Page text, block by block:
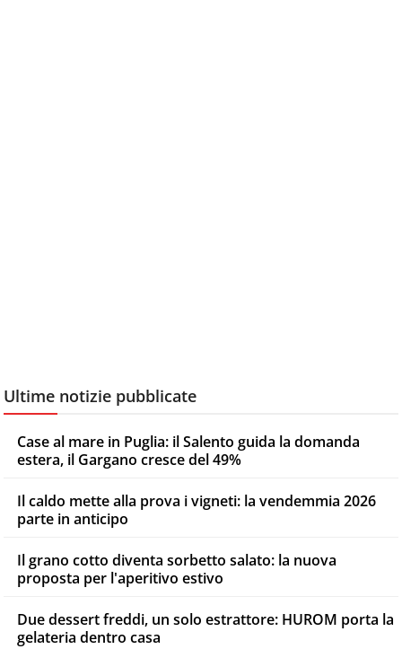
Ultime notizie pubblicate
Case al mare in Puglia: il Salento guida la domanda
estera, il Gargano cresce del 49%
Il caldo mette alla prova i vigneti: la vendemmia 2026
parte in anticipo
Il grano cotto diventa sorbetto salato: la nuova
proposta per l'aperitivo estivo
Due dessert freddi, un solo estrattore: HUROM porta la
gelateria dentro casa